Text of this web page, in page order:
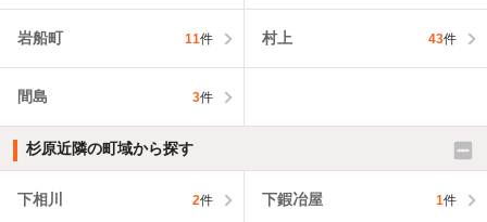
岩船町 11件 村上 43件
間島 3件
杉原近隣の町域から探す
下相川 2件 下鍜冶屋 1件